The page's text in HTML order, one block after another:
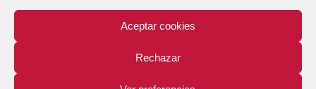
Aceptar cookies
Rechazar
Deja una respuesta
Tu dirección de correo electrónico no será publicada.
campos obligatorios están marcados con